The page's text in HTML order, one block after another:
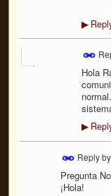
▶
Hola
▶
Reply by
Pregunta
¡Hola!